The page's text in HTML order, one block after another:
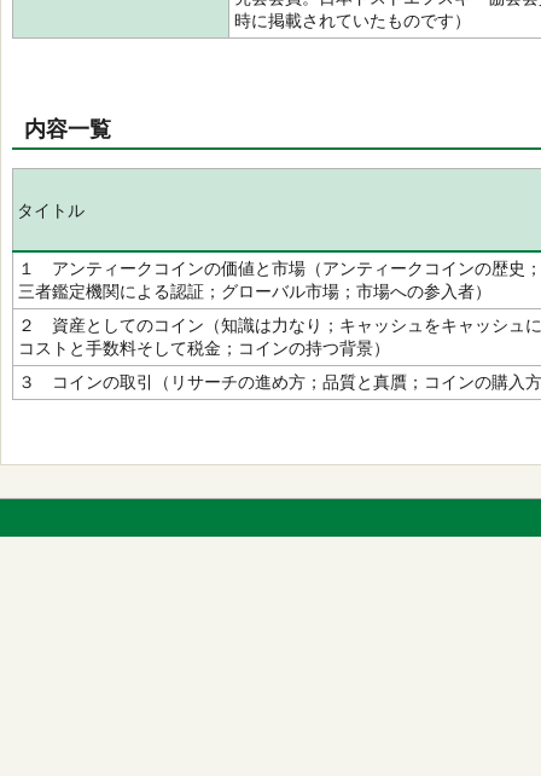
時に掲載されていたものです）
内容一覧
タイトル
１ アンティークコインの価値と市場（アンティークコインの歴史
三者鑑定機関による認証；グローバル市場；市場への参入者）
２ 資産としてのコイン（知識は力なり；キャッシュをキャッシュ
コストと手数料そして税金；コインの持つ背景）
３ コインの取引（リサーチの進め方；品質と真贋；コインの購入